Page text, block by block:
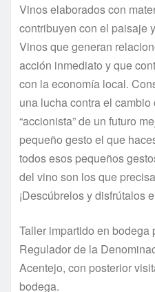
Vinos elaborados con
contribuyen con el paisaje
Vinos que generan
acción inmediato y que
con la economía local.
una lucha contra el
“accionista” de un futuro
pequeño gesto el que
todos esos pequeños
del vino son los que
¡Descúbrelos y disfrútalos
Taller impartido en
Regulador de la
Acentejo, con posterior
bodega.